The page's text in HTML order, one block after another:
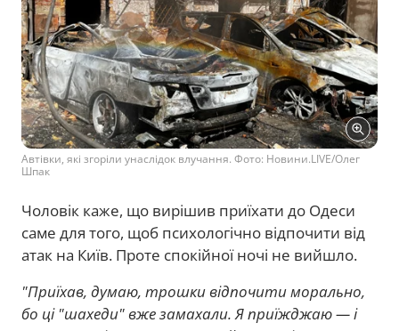
Автівки, які згоріли унаслідок влучання. Фото: Новини.LIVE/Олег
Шпак
Чоловік каже, що вирішив приїхати до Одеси
саме для того, щоб психологічно відпочити від
атак на Київ. Проте спокійної ночі не вийшло.
"Приїхав, думаю, трошки відпочити морально,
бо ці "шахеди" вже замахали. Я приїжджаю — і